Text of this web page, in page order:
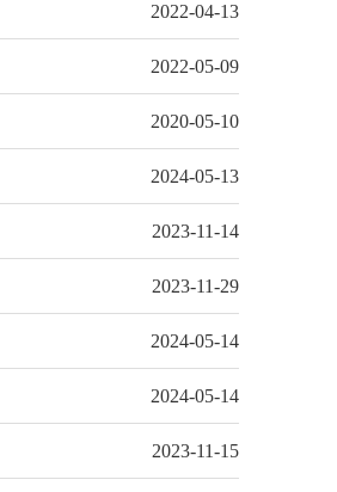
2022-04-13
2022-05-09
2020-05-10
2024-05-13
2023-11-14
2023-11-29
2024-05-14
2024-05-14
2023-11-15